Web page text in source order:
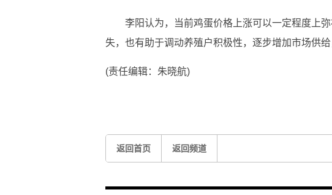
李阳认为，当前鸡蛋价格上涨可以一定程度上
失，也有助于调动养殖户积极性，逐步增加市场供
(责任编辑：朱晓航)
返回首页 返回频道